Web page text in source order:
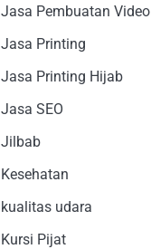
Jasa Pembuatan Video
Jasa Printing
Jasa Printing Hijab
Jasa SEO
Jilbab
Kesehatan
kualitas udara
Kursi Pijat